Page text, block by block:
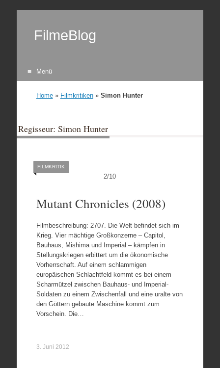
FilmeBlog
Menü
Home» Filmkritiken» Simon Hunter
Regisseur: Simon Hunter
2/10
FILMKRITIK
Mutant Chronicles (2008)
Filmbeschreibung: 2707. Die Welt befindet sich im
Krieg. Vier mächtige Großkonzerne – Capitol,
Bauhaus, Mishima und Imperial – kämpfen in
Stellungskriegen erbittert um die ökonomische
Vorherrschaft. Auf einem schlammigen
europäischen Schlachtfeld kommt es bei einem
Scharmützel zwischen Bauhaus- und Imperial-
Soldaten zu einem Zwischenfall und eine uralte von
den Göttern gebaute Maschine kommt zum
Vorschein. Die…
3. Juni 2012